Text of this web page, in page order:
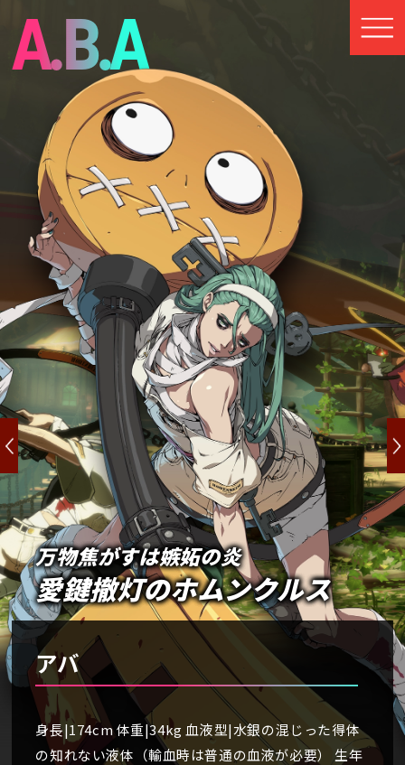
A.B.A
万物焦がすは嫉妬の炎
愛鍵撤灯のホムンクルス
アバ
身長|174cm 体重|34kg 血液型|水銀の混じった得体
の知れない液体（輸血時は普通の血液が必要） 生年